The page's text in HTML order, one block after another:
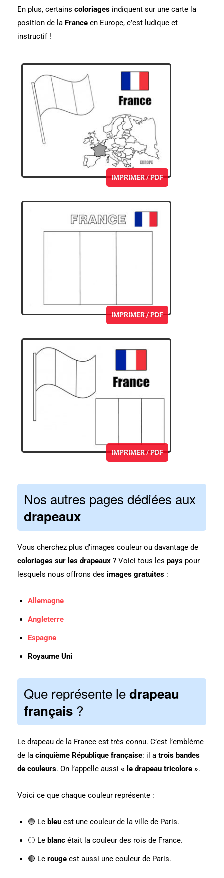
En plus, certains coloriages indiquent sur une carte la
position de la France en Europe, c’est ludique et
instructif !
IMPRIMER / PDF
IMPRIMER / PDF
IMPRIMER / PDF
Nos autres pages dédiées aux
drapeaux
Vous cherchez plus d’images couleur ou davantage de
coloriages sur les drapeaux ? Voici tous les pays pour
lesquels nous offrons des images gratuites :
Allemagne
Angleterre
Espagne
Royaume Uni
Que représente ledrapeau
français ?
Le drapeau de la France est très connu. C’est l’emblème
de la cinquième République française: il a trois bandes
de couleurs. On l’appelle aussi « le drapeau tricolore ».
Voici ce que chaque couleur représente :
🔵 Le bleu est une couleur de la ville de Paris.
⚪ Le blanc était la couleur des rois de France.
🔴 Le rouge est aussi une couleur de Paris.